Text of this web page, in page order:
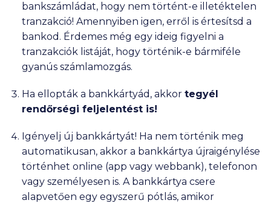
bankszámládat, hogy nem történt-e illetéktelen
tranzakció! Amennyiben igen, erről is értesítsd a
bankod. Érdemes még egy ideig figyelni a
tranzakciók listáját, hogy történik-e bármiféle
gyanús számlamozgás.
Ha ellopták a bankkártyád, akkor tegyél
rendőrségi feljelentést is!
Igényelj új bankkártyát! Ha nem történik meg
automatikusan, akkor a bankkártya újraigénylése
történhet online (app vagy webbank), telefonon
vagy személyesen is. A bankkártya csere
alapvetően egy egyszerű pótlás, amikor